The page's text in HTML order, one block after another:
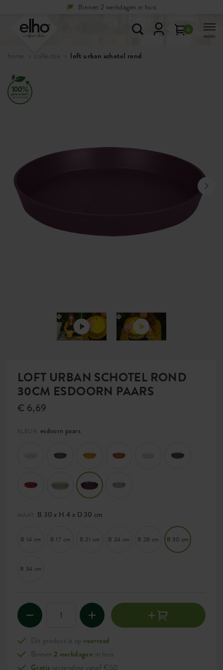
Binnen 2 werkdagen in huis
0
MENU
home collectie loft urban schotel rond
LOFT URBAN SCHOTEL ROND
30CM ESDOORN PAARS
€ 6,69
KLEUR: esdoorn paars
MAAT: B 30 x H 4 x D 30 cm
B 14 cm B 17 cm B 21 cm B 24 cm B 28 cm B 30 cm
B 34 cm
Dit product is opvoorraad
Binnen 2 werkdagen in huis
Gratis verzending vanaf €50